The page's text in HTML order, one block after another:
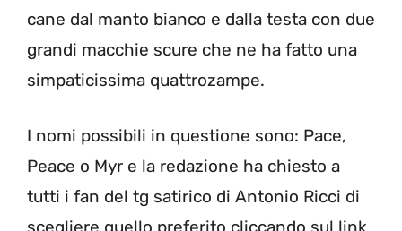
cane dal manto bianco e dalla testa con due
grandi macchie scure che ne ha fatto una
simpaticissima quattrozampe.
I nomi possibili in questione sono: Pace,
Peace o Myr e la redazione ha chiesto a
tutti i fan del tg satirico di Antonio Ricci di